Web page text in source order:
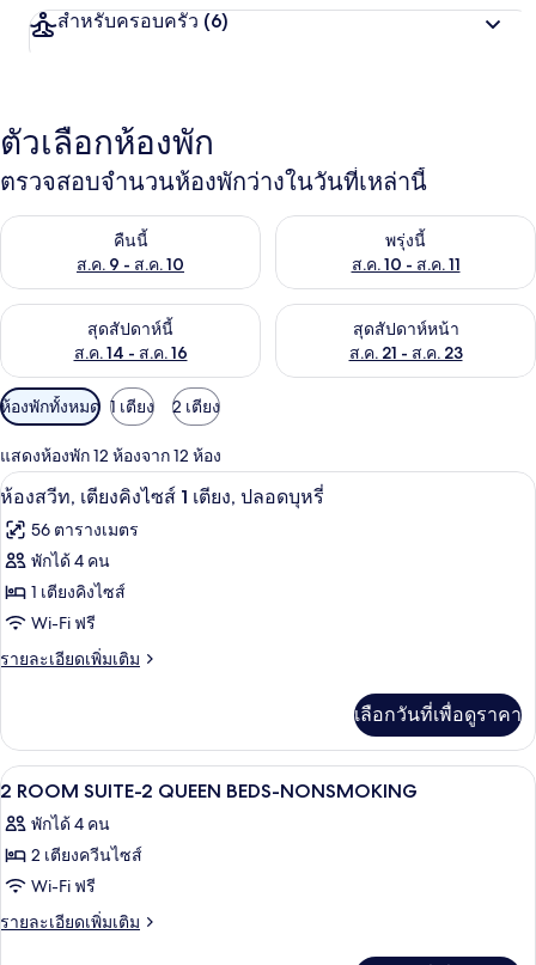
สำหรับครอบครัว (6)
ตัวเลือกห้องพัก
ตรวจสอบจำนวนห้องพักว่างในวันที่เหล่านี้
คืนนี้
ส.ค. 9 - ส.ค. 10
ตรวจสอบจำนวนห้องพักว่างในคืนนี้ ส.ค. 9 - ส.ค. 10
พรุ่งนี้
ส.ค. 10 - ส.ค. 11
ตรวจสอบจำนวนห้องพักว่างใน
สุดสัปดาห์นี้
ส.ค. 14 - ส.ค. 16
ตรวจสอบจำนวนห้องพักว่างในสุดสัปดาห์นี้ ส.ค. 14 - ส.ค. 16
สุดสัปดาห์หน้า
ส.ค. 21 - ส.ค. 23
ตรวจสอบจำนวนห้องพักว่างใน
ตัว
กรอง
ที่
มี
ให้
สำหรับ
ห้อง
พัก
ห้องพักทั้งหมด 1 เตียง 2 เตียง
แสดงห้องพัก 12 ห้องจาก 12 ห้อง
เปิด
ภาพถ่าย
ทั้งหมด
ของ
ห้อง
สวีท,
คิง
ไซส์
1
เตียง,
ปลอด
บุหรี่
1 ห้องนอน, ตู้นิรภัยในห้องพัก, โต๊ะทำง
6
ห้องสวีท, เตียงคิงไซส์ 1 เตียง, ปลอดบุหรี่
56 ตารางเมตร
พักได้ 4 คน
1 เตียงคิงไซส์
Wi-Fi ฟรี
รายละเอียดเพิ่มเติม
ราย
เกี่ยว
กับ
ห้อง
ท,
เตียง
ไซส์
1
เตียง,
เลือกวันที่เพื่อดูราคา
เปิด
ภาพถ่าย
ทั้งหมด
ของ
2
1 ห้องนอน, ตู้นิรภัยในห้องพัก, โต๊ะทำง
14
2 ROOM SUITE-2 QUEEN BEDS-NONSMOKING
พักได้ 4 คน
2 เตียงควีนไซส์
Wi-Fi ฟรี
รายละเอียดเพิ่มเติม
ราย